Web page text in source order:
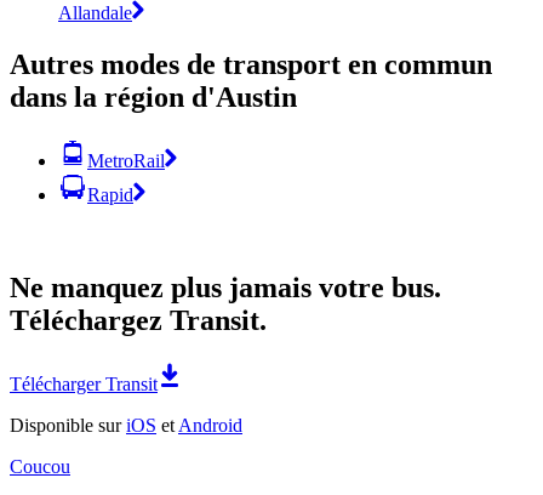
Allandale
Autres modes de transport en commun
dans la région d'Austin
MetroRail
Rapid
Ne manquez plus jamais votre bus.
Téléchargez Transit.
Télécharger Transit
Disponible suriOS et Android
Coucou